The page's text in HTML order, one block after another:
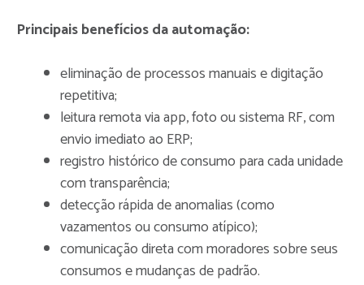
Principais benefícios da automação:
eliminação de processos manuais e digitação
repetitiva;
leitura remota via app, foto ou sistema RF, com
envio imediato ao ERP;
registro histórico de consumo para cada unidade
com transparência;
detecção rápida de anomalias (como
vazamentos ou consumo atípico);
comunicação direta com moradores sobre seus
consumos e mudanças de padrão.